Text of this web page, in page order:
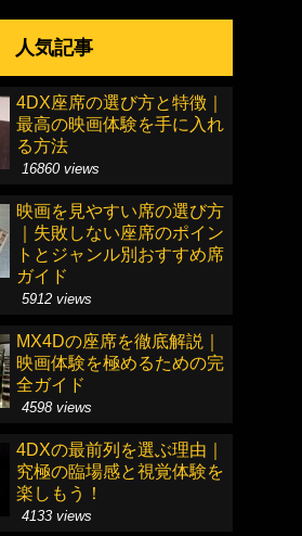
人気記事
4DX座席の選び方と特徴｜
最高の映画体験を手に入れ
る方法
16860 views
映画を見やすい席の選び方
｜失敗しない座席のポイン
トとジャンル別おすすめ席
ガイド
5912 views
MX4Dの座席を徹底解説｜
映画体験を極めるための完
全ガイド
4598 views
4DXの最前列を選ぶ理由｜
究極の臨場感と視覚体験を
楽しもう！
4133 views